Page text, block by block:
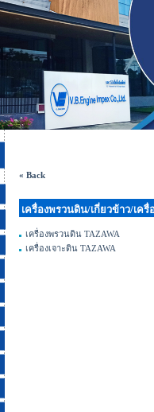
« Back
เครื่องพรวนดิน/เกี่ยวข้าว/เครื่
เครื่องพรวนดิน TAZAWA
เครื่องเจาะดิน TAZAWA